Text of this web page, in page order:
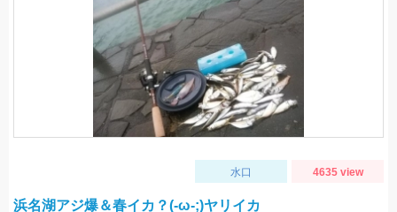
水口 4635 view
浜名湖アジ爆＆春イカ？(-ω-;)ヤリイカ